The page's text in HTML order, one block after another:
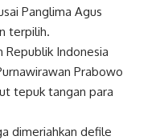
Panglima Agus
terpilih.
Republik Indonesia
Prabowo
tepuk tangan para
dimeriahkan defile